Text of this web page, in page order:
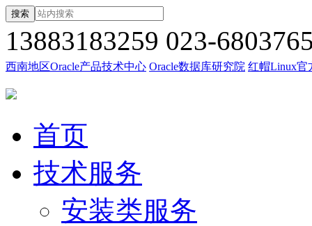
搜索
13883183259 023-
西南地区Oracle产品技术中心 Oracle数据库研究院 红帽Linux官
首页
技术服务
安装类服务